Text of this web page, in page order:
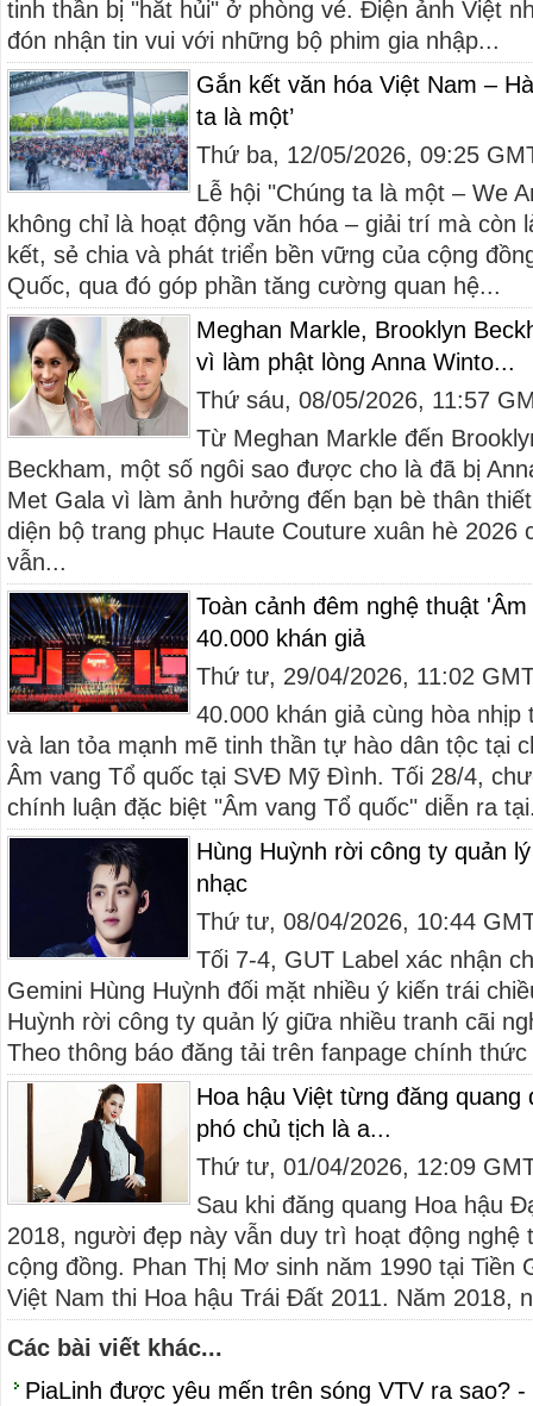
tinh thần bị "hắt hủi" ở phòng vé. Điện ảnh Việt
đón nhận tin vui với những bộ phim gia nhập...
Gắn kết văn hóa Việt Nam –
ta là một’
Thứ ba, 12/05/2026, 09:25
Lễ hội "Chúng ta là một – We
không chỉ là hoạt động văn hóa – giải trí mà còn
kết, sẻ chia và phát triển bền vững của cộng
Quốc, qua đó góp phần tăng cường quan hệ...
Meghan Markle, Brooklyn
vì làm phật lòng Anna Winto...
Thứ sáu, 08/05/2026, 11:57
Từ Meghan Markle đến
Beckham, một số ngôi sao được cho là đã bị
Met Gala vì làm ảnh hưởng đến bạn bè thân
diện bộ trang phục Haute Couture xuân hè 2026
vẫn...
Toàn cảnh đêm nghệ thuật
40.000 khán giả
Thứ tư, 29/04/2026, 11:02
40.000 khán giả cùng hòa
và lan tỏa mạnh mẽ tinh thần tự hào dân tộc tại
Âm vang Tổ quốc tại SVĐ Mỹ Đình. Tối 28/4,
chính luận đặc biệt "Âm vang Tổ quốc" diễn ra
Hùng Huỳnh rời công ty quản
nhạc
Thứ tư, 08/04/2026, 10:44
Tối 7-4, GUT Label xác nhận
Gemini Hùng Huỳnh đối mặt nhiều ý kiến trái
Huỳnh rời công ty quản lý giữa nhiều tranh cãi
Theo thông báo đăng tải trên fanpage chính
Hoa hậu Việt từng đăng
phó chủ tịch là a...
Thứ tư, 01/04/2026, 12:09
Sau khi đăng quang Hoa hậu
2018, người đẹp này vẫn duy trì hoạt động nghệ
cộng đồng. Phan Thị Mơ sinh năm 1990 tại Tiền
Việt Nam thi Hoa hậu Trái Đất 2011. Năm 2018,
Các bài viết khác...
PiaLinh được yêu mến trên sóng VTV ra sao?